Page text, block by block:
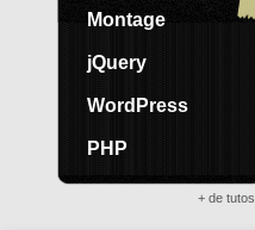
Montage
jQuery
WordPress
PHP
+ de tutos